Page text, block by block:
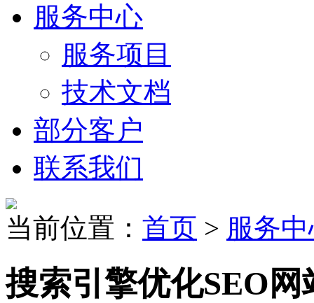
服务中心
服务项目
技术文档
部分客户
联系我们
当前位置： 首页 > 服务
搜索引擎优化SEO网